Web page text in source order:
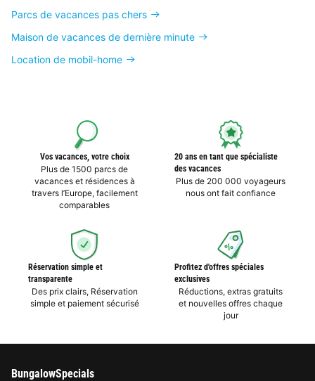
Parcs de vacances pas chers
Maison de vacances de dernière minute
Location de mobil-home
Vos vacances, votre choix
Plus de 1500 parcs de
vacances et résidences à
travers l’Europe, facilement
comparables
20 ans en tant que spécialiste
des vacances
Plus de 200 000 voyageurs
nous ont fait confiance
Réservation simple et
transparente
Des prix clairs, Réservation
simple et paiement sécurisé
Profitez d'offres spéciales
exclusives
Réductions, extras gratuits
et nouvelles offres chaque
jour
BungalowSpecials